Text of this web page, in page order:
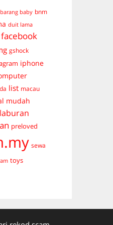
barang baby bnm
duit lama
facebook
gshock
iphone
list macau
mudah
preloved
sewa
toys